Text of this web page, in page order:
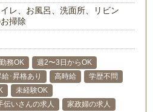
レ、お風呂、洗面所、リビン
掃除
務OK
週2〜3日からOK
給･昇格あり 高時給
学歴不問
未経験OK
伝いさんの求人
家政婦の求人